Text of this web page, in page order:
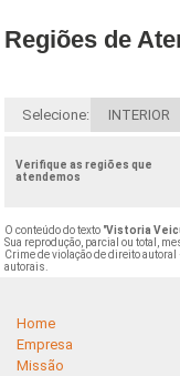
Regiões de
Selecione: INTERIOR
Verifique as regiões que
atendemos
O conteúdo do texto "Vistoria
Sua reprodução, parcial ou total,
Crime de violação de direito
autorais
Home
Empresa
Missão